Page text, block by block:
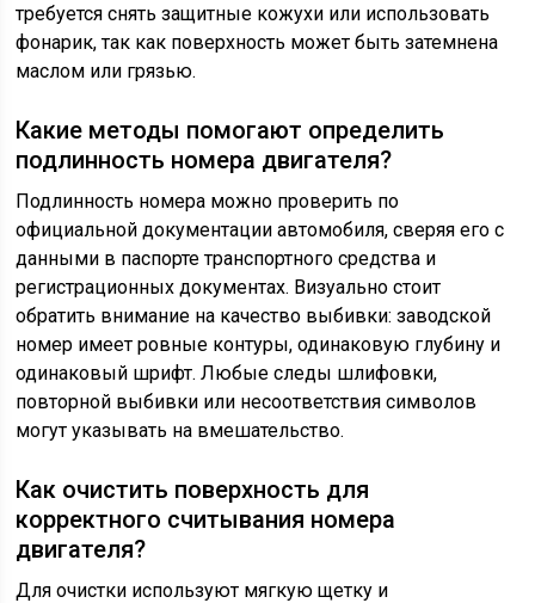
требуется снять защитные кожухи или использовать
фонарик, так как поверхность может быть затемнена
маслом или грязью.
Какие методы помогают определить
подлинность номера двигателя?
Подлинность номера можно проверить по
официальной документации автомобиля, сверяя его с
данными в паспорте транспортного средства и
регистрационных документах. Визуально стоит
обратить внимание на качество выбивки: заводской
номер имеет ровные контуры, одинаковую глубину и
одинаковый шрифт. Любые следы шлифовки,
повторной выбивки или несоответствия символов
могут указывать на вмешательство.
Как очистить поверхность для
корректного считывания номера
двигателя?
Для очистки используют мягкую щетку и